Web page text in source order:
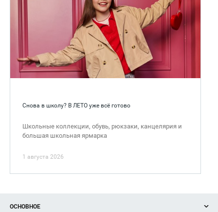
Снова в школу? В ЛЕТО уже всё готово
Школьные коллекции, обувь, рюкзаки, канцелярия и
большая школьная ярмарка
1 августа 2026
ОСНОВНОЕ